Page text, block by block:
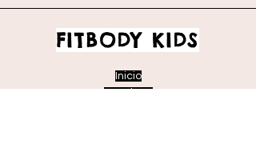
FITBODY KIDS
Inicio